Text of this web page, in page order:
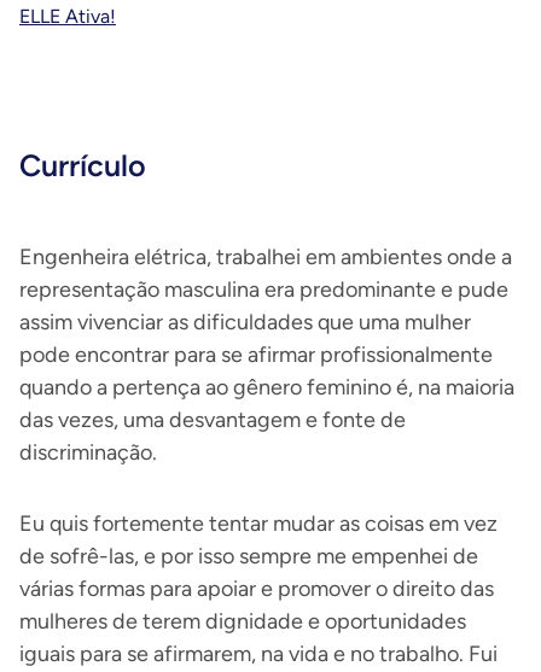
ELLE Ativa!
Currículo
Engenheira elétrica, trabalhei em ambientes onde a
representação masculina era predominante e pude
assim vivenciar as dificuldades que uma mulher
pode encontrar para se afirmar profissionalmente
quando a pertença ao gênero feminino é, na maioria
das vezes, uma desvantagem e fonte de
discriminação.
Eu quis fortemente tentar mudar as coisas em vez
de sofrê-las, e por isso sempre me empenhei de
várias formas para apoiar e promover o direito das
mulheres de terem dignidade e oportunidades
iguais para se afirmarem, na vida e no trabalho. Fui